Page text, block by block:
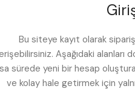
Bu siteye kayıt olarak
Aşağıdaki alanları
sürede yeni bir hesap
ve kolay hale getirmek için